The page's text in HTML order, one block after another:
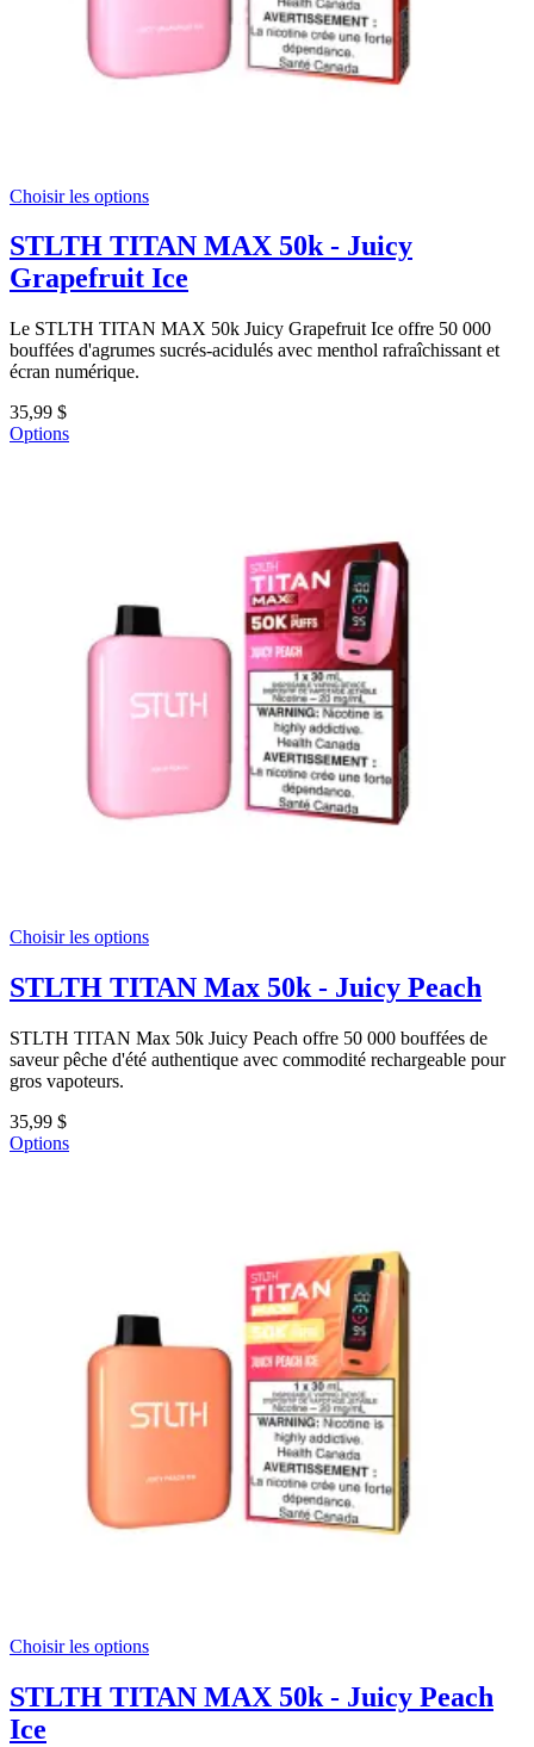
Choisir les options
STLTH TITAN MAX 50k - Juicy
Grapefruit Ice
Le STLTH TITAN MAX 50k Juicy Grapefruit Ice offre 50 000
bouffées d'agrumes sucrés-acidulés avec menthol rafraîchissant et
écran numérique.
35,99 $
Options
Choisir les options
STLTH TITAN Max 50k - Juicy Peach
STLTH TITAN Max 50k Juicy Peach offre 50 000 bouffées de
saveur pêche d'été authentique avec commodité rechargeable pour
gros vapoteurs.
35,99 $
Options
Choisir les options
STLTH TITAN MAX 50k - Juicy Peach
Ice